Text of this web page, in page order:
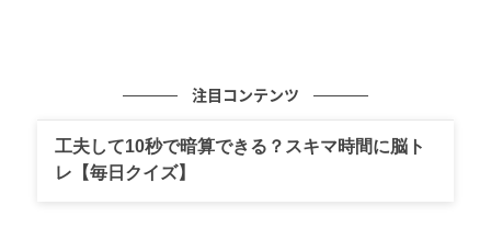
注目コンテンツ
工夫して10秒で暗算できる？スキマ時間に脳ト
レ【毎日クイズ】